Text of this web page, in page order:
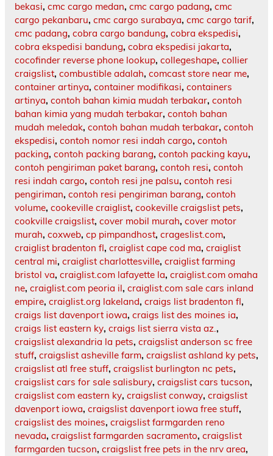
bekasi, cmc cargo medan, cmc cargo padang, cmc
cargo pekanbaru, cmc cargo surabaya, cmc cargo tarif,
cmc padang, cobra cargo bandung, cobra ekspedisi,
cobra ekspedisi bandung, cobra ekspedisi jakarta,
cocofinder reverse phone lookup, collegeshape, collier
craigslist, combustible adalah, comcast store near me,
container artinya, container modifikasi, containers
artinya, contoh bahan kimia mudah terbakar, contoh
bahan kimia yang mudah terbakar, contoh bahan
mudah meledak, contoh bahan mudah terbakar, contoh
ekspedisi, contoh nomor resi indah cargo, contoh
packing, contoh packing barang, contoh packing kayu,
contoh pengiriman paket barang, contoh resi, contoh
resi indah cargo, contoh resi jne palsu, contoh resi
pengiriman, contoh resi pengiriman barang, contoh
volume, cookeville craiglist, cookeville craigslist pets,
cookville craigslist, cover mobil murah, cover motor
murah, coxweb, cp pimpandhost, crageslist.com,
craiglist bradenton fl, craiglist cape cod ma, craiglist
central mi, craiglist charlottesville, craiglist farming
bristol va, craiglist.com lafayette la, craiglist.com omaha
ne, craiglist.com peoria il, craiglist.com sale cars inland
empire, craiglist.org lakeland, craigs list bradenton fl,
craigs list davenport iowa, craigs list des moines ia,
craigs list eastern ky, craigs list sierra vista az.,
craigslist alexandria la pets, craigslist anderson sc free
stuff, craigslist asheville farm, craigslist ashland ky pets,
craigslist atl free stuff, craigslist burlington nc pets,
craigslist cars for sale salisbury, craigslist cars tucson,
craigslist com eastern ky, craigslist conway, craigslist
davenport iowa, craigslist davenport iowa free stuff,
craigslist des moines, craigslist farmgarden reno
nevada, craigslist farmgarden sacramento, craigslist
farmgarden tucson, craigslist free pets in the nrv area,